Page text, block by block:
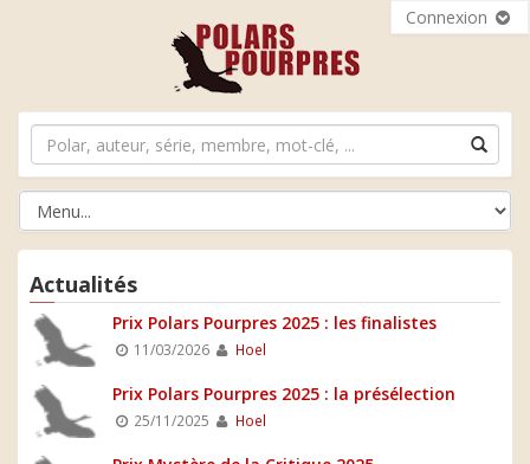
Connexion
Actualités
Prix Polars Pourpres 2025 : les finalistes
11/03/2026 Hoel
Prix Polars Pourpres 2025 : la présélection
25/11/2025 Hoel